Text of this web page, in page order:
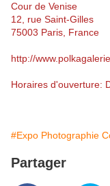
Cour de Venise
12, rue Saint-Gilles
75003 Paris, France
http://
Horaires d'ouverture:
#Expo Photographie
Partager